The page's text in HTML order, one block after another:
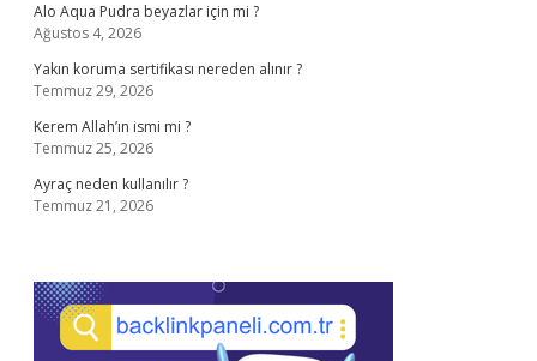
Alo Aqua Pudra beyazlar için mi ?
Ağustos 4, 2026
Yakın koruma sertifikası nereden alınır ?
Temmuz 29, 2026
Kerem Allah’ın ismi mi ?
Temmuz 25, 2026
Ayraç neden kullanılır ?
Temmuz 21, 2026